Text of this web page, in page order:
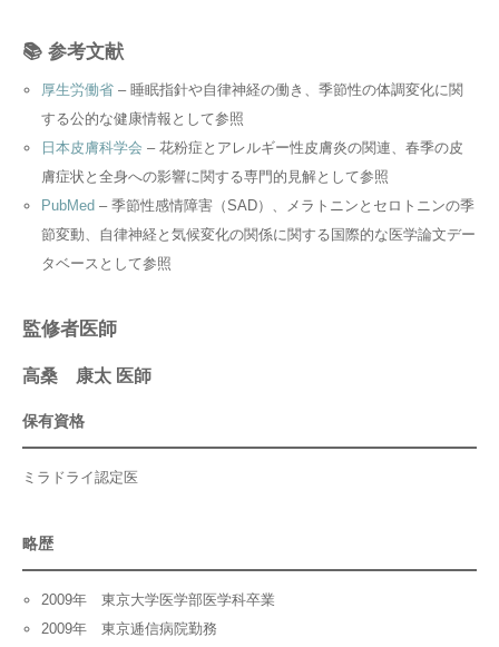
📚 参考文献
厚生労働省– 睡眠指針や自律神経の働き、季節性の体調変化に関
する公的な健康情報として参照
日本皮膚科学会 – 花粉症とアレルギー性皮膚炎の関連、春季の皮
膚症状と全身への影響に関する専門的見解として参照
PubMed – 季節性感情障害（SAD）、メラトニンとセロトニンの季
節変動、自律神経と気候変化の関係に関する国際的な医学論文デー
タベースとして参照
監修者医師
高桑 康太 医師
保有資格
ミラドライ認定医
略歴
2009年 東京大学医学部医学科卒業
2009年 東京逓信病院勤務